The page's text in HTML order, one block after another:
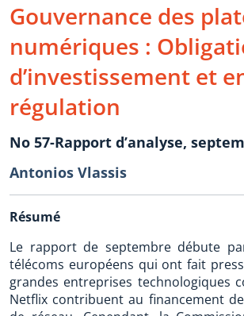
Gouvernance des
numériques :
d’investissement et
régulation
No 57-Rapport d’analyse,
Antonios Vlassis
Résumé
Le rapport de septembre débute
télécoms européens qui ont fait
grandes entreprises technologiques
Netflix contribuent au financement